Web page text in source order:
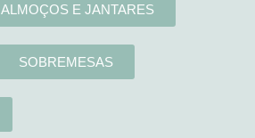
ALMOÇOS E JANTARES
SOBREMESAS